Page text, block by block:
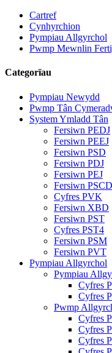
Cartref
Cynhyrchion
Pympiau Allgyrchol
Pwmp Mewnlin
Categorïau
Pympiau Newydd
Pwmp Tân
System Ymladd Tân
Fersiwn PEDJ
Fersiwn PEEJ
Fersiwn PSD
Fersiwn PDJ
Fersiwn PEJ
Fersiwn PSCD
Cyfres PVK
Fersiwn XBD
Fersiwn PST
Cyfres PST4
Fersiwn PSM
Fersiwn PVT
Pympiau Allgyrchol
Pympiau
Cyfres
Cyfres
Pwmp
Cyfres
Cyfres
Cyfres